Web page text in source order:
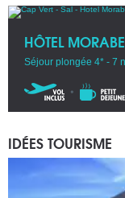
HÔTEL
Séjour plongée 4* - 7
IDÉES TOURISME